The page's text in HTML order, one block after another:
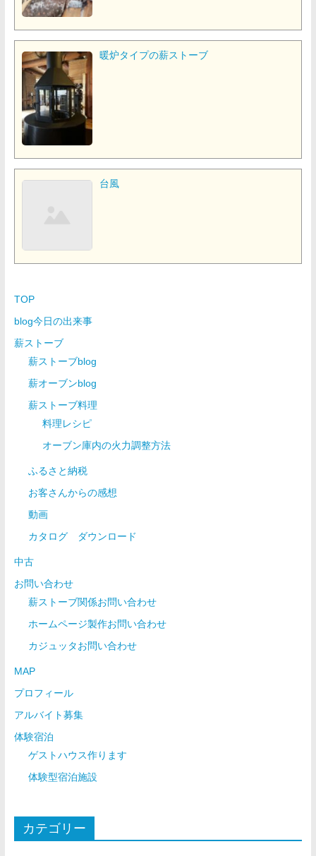
暖炉タイプの薪ストーブ
台風
TOP
blog今日の出来事
薪ストーブ
薪ストーブblog
薪オーブンblog
薪ストーブ料理
料理レシピ
オーブン庫内の火力調整方法
ふるさと納税
お客さんからの感想
動画
カタログ ダウンロード
中古
お問い合わせ
薪ストーブ関係お問い合わせ
ホームページ製作お問い合わせ
カジュッタお問い合わせ
MAP
プロフィール
アルバイト募集
体験宿泊
ゲストハウス作ります
体験型宿泊施設
カテゴリー